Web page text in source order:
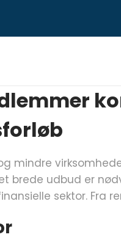
mindre
brede udbud er
sektor. Fra